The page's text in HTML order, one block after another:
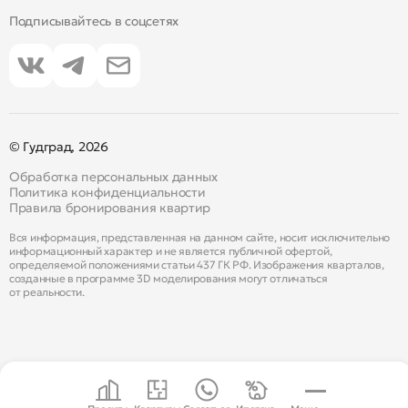
Подписывайтесь в соцсетях
© Гудград, 2026
Обработка персональных данных
Политика конфиденциальности
Правила бронирования квартир
Вся информация, представленная на данном сайте, носит исключительно
информационный характер и не является публичной офертой,
определяемой положениями статьи 437 ГК РФ. Изображения кварталов,
созданные в программе 3D моделирования могут отличаться
от реальности.